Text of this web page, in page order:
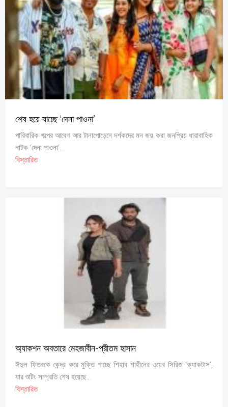
শেষ হয়ে যাচ্ছে ‘দেনা পাওনা’
পারিবারিক গল্পের আবেগ আর টানাপোড়েনে দর্শকদের মন জয় করা জনপ্রিয় ধারাবাহিক
নাটক ‘দেনা পাওনা’...
বিস্তারিত
অ্যাকশন অবতারে মেহজাবীন-প্রীতম হাসান
ঈদুল ফিতরকে কেন্দ্র করে মুক্তি পাচ্ছে শিহাব শাহীনের ওয়েব সিরিজ ‘ক্যাকটাস’,
যার শুটিং সম্প্রতি শেষ হয়েছে...
বিস্তারিত